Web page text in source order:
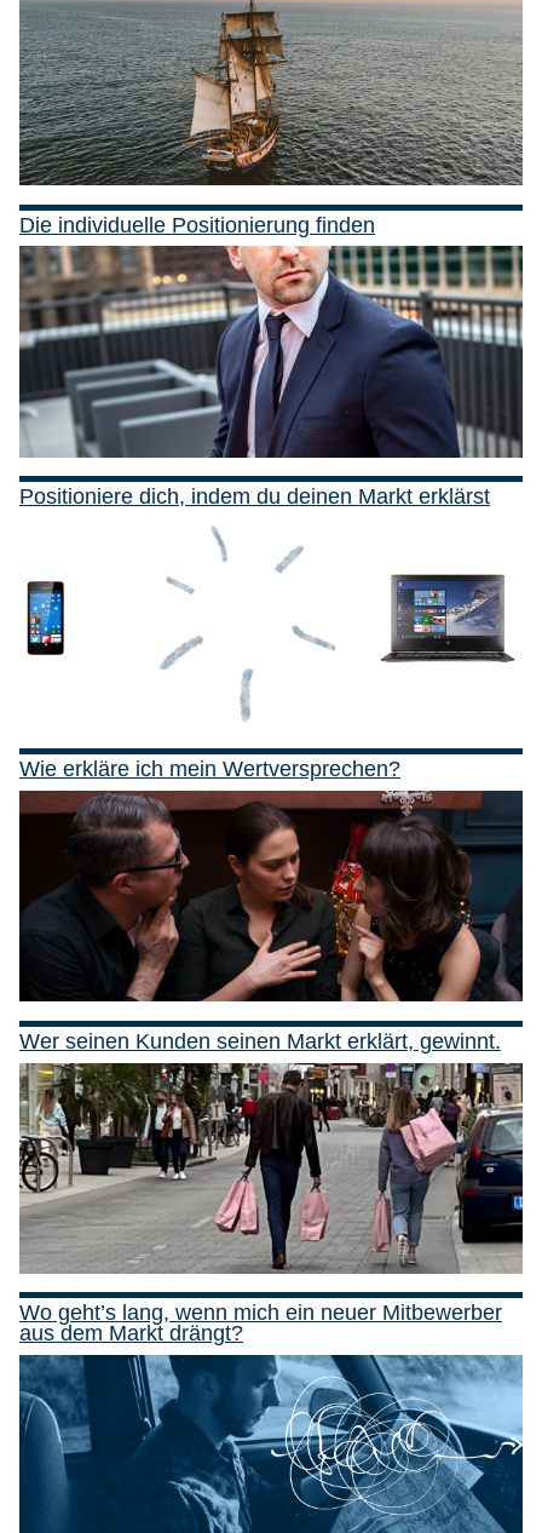
Die individuelle Positionierung finden
Positioniere dich, indem du deinen Markt erklärst
Wie erkläre ich mein Wertversprechen?
Wer seinen Kunden seinen Markt erklärt, gewinnt.
Wo geht’s lang, wenn mich ein neuer Mitbewerber
aus dem Markt drängt?